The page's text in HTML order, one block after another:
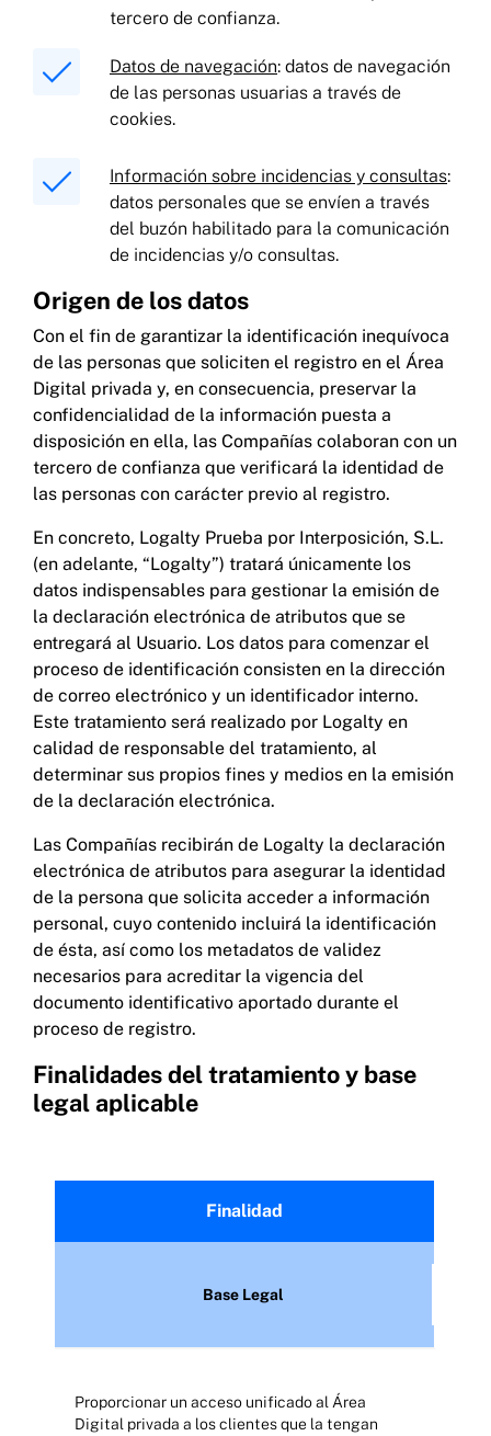
tercero de confianza.
Datos de navegación: datos de navegación
de las personas usuarias a través de
cookies.
Información sobre incidencias y consultas:
datos personales que se envíen a través
del buzón habilitado para la comunicación
de incidencias y/o consultas.
Origen de los datos
Con el fin de garantizar la identificación inequívoca
de las personas que soliciten el registro en el Área
Digital privada y, en consecuencia, preservar la
confidencialidad de la información puesta a
disposición en ella, las Compañías colaboran con un
tercero de confianza que verificará la identidad de
las personas con carácter previo al registro.
En concreto, Logalty Prueba por Interposición, S.L.
(en adelante, “Logalty”) tratará únicamente los
datos indispensables para gestionar la emisión de
la declaración electrónica de atributos que se
entregará al Usuario. Los datos para comenzar el
proceso de identificación consisten en la dirección
de correo electrónico y un identificador interno.
Este tratamiento será realizado por Logalty en
calidad de responsable del tratamiento, al
determinar sus propios fines y medios en la emisión
de la declaración electrónica.
Las Compañías recibirán de Logalty la declaración
electrónica de atributos para asegurar la identidad
de la persona que solicita acceder a información
personal, cuyo contenido incluirá la identificación
de ésta, así como los metadatos de validez
necesarios para acreditar la vigencia del
documento identificativo aportado durante el
proceso de registro.
Finalidades del tratamiento y base
legal aplicable
Finalidad
Base Legal
Proporcionar un acceso unificado al Área
Digital privada a los clientes que la tengan